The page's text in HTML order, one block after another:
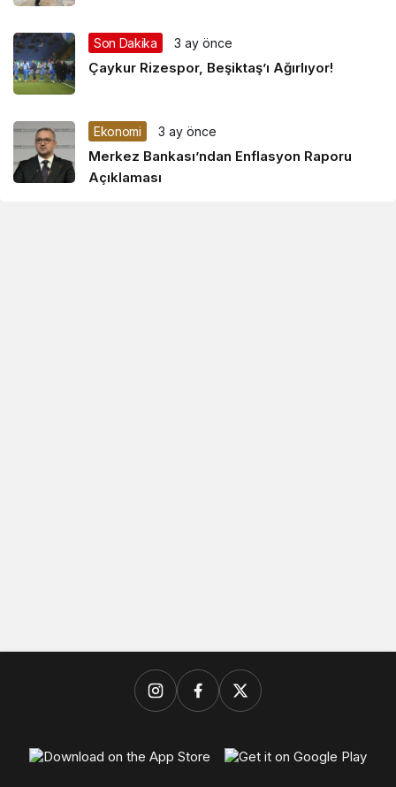
Son Dakika 3 ay önce
Çaykur Rizespor, Beşiktaş’ı Ağırlıyor!
Ekonomi 3 ay önce
Merkez Bankası’ndan Enflasyon Raporu
Açıklaması